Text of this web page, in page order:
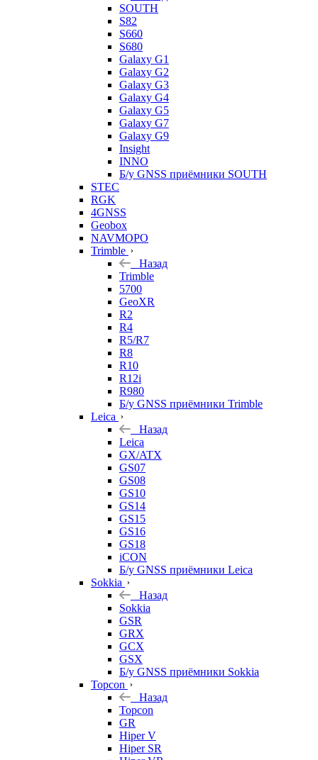
SOUTH
S82
S660
S680
Galaxy G1
Galaxy G2
Galaxy G3
Galaxy G4
Galaxy G5
Galaxy G7
Galaxy G9
Insight
INNO
Б/у GNSS приёмники SOUTH
STEC
RGK
4GNSS
Geobox
NAVMOPO
Trimble
Назад
Trimble
5700
GeoXR
R2
R4
R5/R7
R8
R10
R12i
R980
Б/у GNSS приёмники Trimble
Leica
Назад
Leica
GX/ATX
GS07
GS08
GS10
GS14
GS15
GS16
GS18
iCON
Б/у GNSS приёмники Leica
Sokkia
Назад
Sokkia
GSR
GRX
GCX
GSX
Б/у GNSS приёмники Sokkia
Topcon
Назад
Topcon
GR
Hiper V
Hiper SR